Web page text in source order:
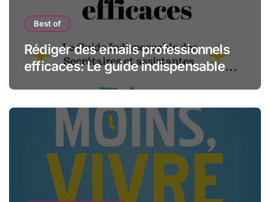
Best of
Rédiger des emails professionnels
efficaces: Le guide indispensable